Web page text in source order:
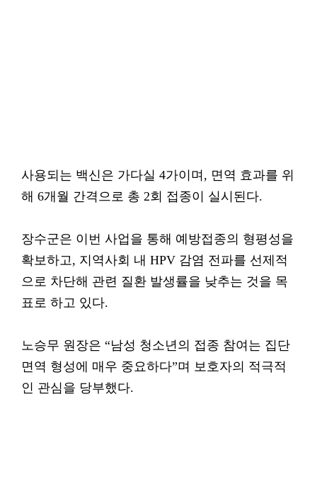
사용되는 백신은 가다실 4가이며, 면역 효과를 위
해 6개월 간격으로 총 2회 접종이 실시된다.
장수군은 이번 사업을 통해 예방접종의 형평성을
확보하고, 지역사회 내 HPV 감염 전파를 선제적
으로 차단해 관련 질환 발생률을 낮추는 것을 목
표로 하고 있다.
노승무 원장은 “남성 청소년의 접종 참여는 집단
면역 형성에 매우 중요하다”며 보호자의 적극적
인 관심을 당부했다.